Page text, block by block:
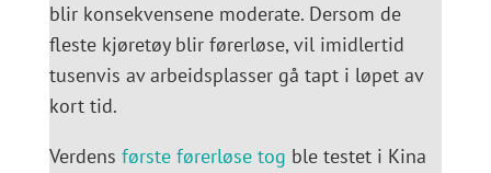
blir konsekvensene moderate. Dersom de
fleste kjøretøy blir førerløse, vil imidlertid
tusenvis av arbeidsplasser gå tapt i løpet av
kort tid.
Verdens første førerløse tog ble testet i Kina